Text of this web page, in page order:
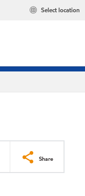
Select location
Share